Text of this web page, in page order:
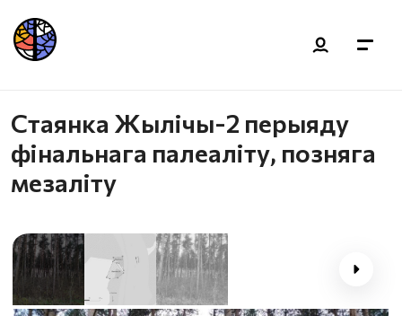
Стаянка Жылічы-2 перыяду
фінальнага палеаліту, позняга
мезаліту